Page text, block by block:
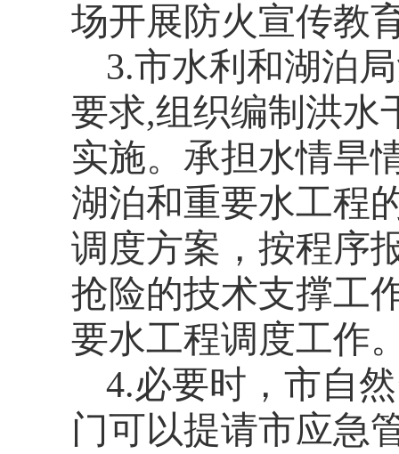
场开展防火宣传教
3.市水利和湖泊
要求,组织编制洪水
实施。承担水情旱
湖泊和重要水工程
调度方案，按程序
抢险的技术支撑工
要水工程调度工作
4.必要时，市自
门可以提请市应急